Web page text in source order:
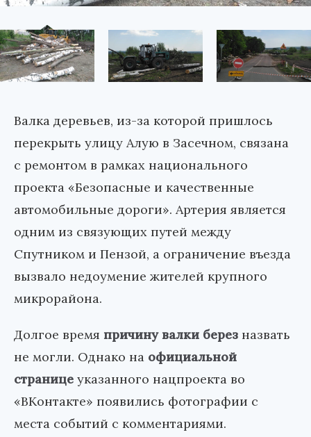
Валка деревьев, из-за которой пришлось
перекрыть улицу Алую в Засечном, связана
с ремонтом в рамках национального
проекта «Безопасные и качественные
автомобильные дороги». Артерия является
одним из связующих путей между
Спутником и Пензой, а ограничение въезда
вызвало недоумение жителей крупного
микрорайона.
Долгое время причину валки берез назвать
не могли. Однако на официальной
странице указанного нацпроекта во
«ВКонтакте» появились фотографии с
места событий с комментариями.